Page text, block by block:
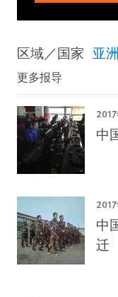
区域／国家 亚洲
更多报导
中
中
迁